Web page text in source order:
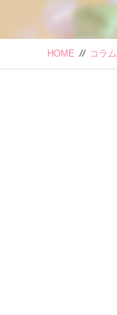
HOME // コラム